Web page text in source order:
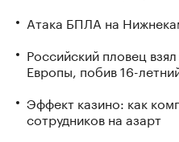
Атака БПЛА на
Российский пловец
Европы, побив 16-
Эффект казино: как
сотрудников на азарт